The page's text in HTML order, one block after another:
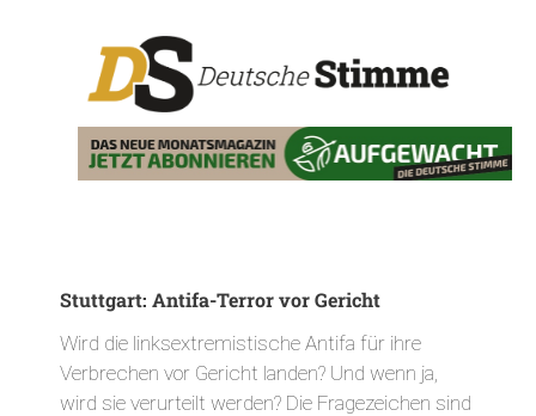
Stuttgart: Antifa-Terror vor Gericht
Wird die linksextremistische Antifa für ihre
Verbrechen vor Gericht landen? Und wenn ja,
wird sie verurteilt werden? Die Fragezeichen sind